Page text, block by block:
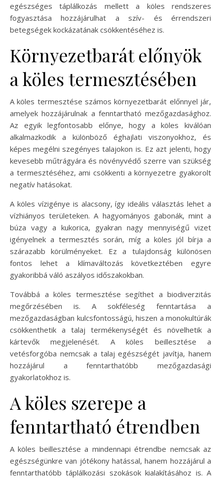
egészséges táplálkozás mellett a köles rendszeres
fogyasztása hozzájárulhat a szív- és érrendszeri
betegségek kockázatának csökkentéséhez is.
Környezetbarát előnyök
a köles termesztésében
A köles termesztése számos környezetbarát előnnyel jár,
amelyek hozzájárulnak a fenntartható mezőgazdasághoz.
Az egyik legfontosabb előnye, hogy a köles kiválóan
alkalmazkodik a különböző éghajlati viszonyokhoz, és
képes megélni szegényes talajokon is. Ez azt jelenti, hogy
kevesebb műtrágyára és növényvédő szerre van szükség
a termesztéséhez, ami csökkenti a környezetre gyakorolt
negatív hatásokat.
A köles vízigénye is alacsony, így ideális választás lehet a
vízhiányos területeken. A hagyományos gabonák, mint a
búza vagy a kukorica, gyakran nagy mennyiségű vizet
igényelnek a termesztés során, míg a köles jól bírja a
szárazabb körülményeket. Ez a tulajdonság különösen
fontos lehet a klímaváltozás következtében egyre
gyakoribbá váló aszályos időszakokban.
Továbbá a köles termesztése segíthet a biodiverzitás
megőrzésében is. A sokféleség fenntartása a
mezőgazdaságban kulcsfontosságú, hiszen a monokultúrák
csökkenthetik a talaj termékenységét és növelhetik a
kártevők megjelenését. A köles beillesztése a
vetésforgóba nemcsak a talaj egészségét javítja, hanem
hozzájárul a fenntarthatóbb mezőgazdasági
gyakorlatokhoz is.
A köles szerepe a
fenntartható étrendben
A köles beillesztése a mindennapi étrendbe nemcsak az
egészségünkre van jótékony hatással, hanem hozzájárul a
fenntarthatóbb táplálkozási szokások kialakításához is. A